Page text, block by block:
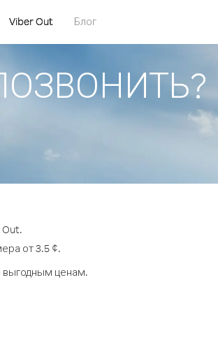
Viber Out Блог
от 3.5 ¢.
выгодным ценам.